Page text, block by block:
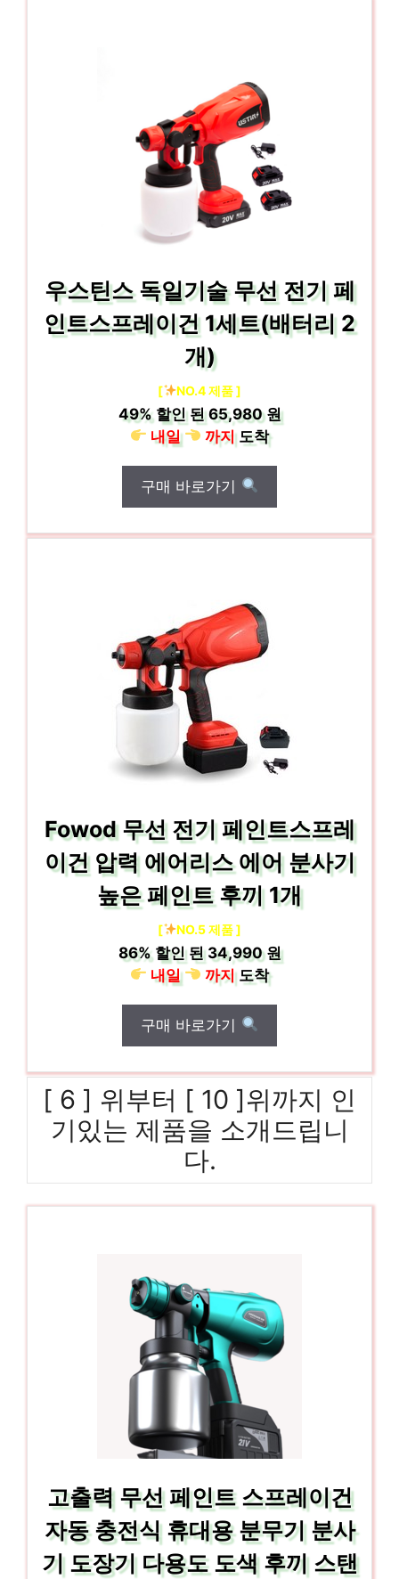
우스틴스 독일기술 무선 전기 페
인트스프레이건 1세트(배터리 2
개)
[ NO.4 제품 ]
49%할인 된65,980 원
내일
까지도착
구매 바로가기
Fowod 무선 전기 페인트스프레
이건 압력 에어리스 에어 분사기
높은 페인트 후끼 1개
[ NO.5 제품 ]
86%할인 된34,990 원
내일
까지도착
구매 바로가기
[ 6 ] 위부터 [ 10 ]위까지 인
기있는 제품을 소개드립니
다.
고출력 무선 페인트 스프레이건
자동 충전식 휴대용 분무기 분사
기 도장기 다용도 도색 후끼 스탠